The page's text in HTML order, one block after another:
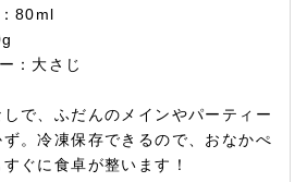
80ml
：大さじ
で、ふだんのメインやパーティー
。冷凍保存できるので、おなかぺ
ぐに食卓が整います！